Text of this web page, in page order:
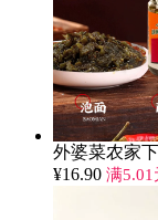
外婆菜农家
¥16.90 满5.01